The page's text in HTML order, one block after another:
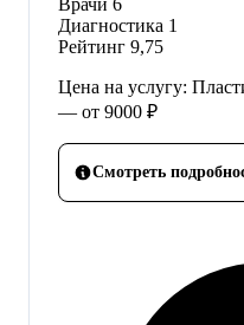
Врачи 6
Диагностика 1
Рейтинг 9,75
Цена на услугу:
— от 9000 ₽
Смотреть